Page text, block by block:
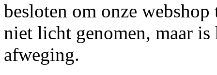
besloten om onze
niet licht genomen, maar
afweging.